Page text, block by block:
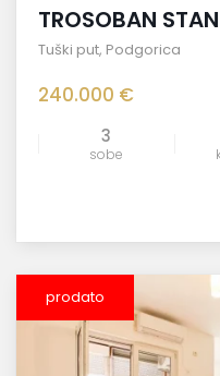
TROSOBAN
Tuški put, Podgorica
240.000 €
3
sobe
prodato